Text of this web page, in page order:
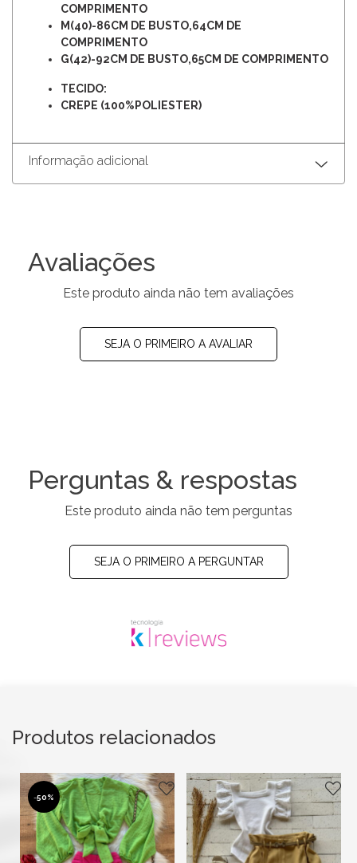
COMPRIMENTO
M(40)-86CM DE BUSTO,64CM DE
COMPRIMENTO
G(42)-92CM DE BUSTO,65CM DE COMPRIMENTO
TECIDO:
CREPE (100%POLIESTER)
Informação adicional
Avaliações
Este produto ainda não tem avaliações
SEJA O PRIMEIRO A AVALIAR
Perguntas & respostas
Este produto ainda não tem perguntas
SEJA O PRIMEIRO A PERGUNTAR
Produtos relacionados
-50%